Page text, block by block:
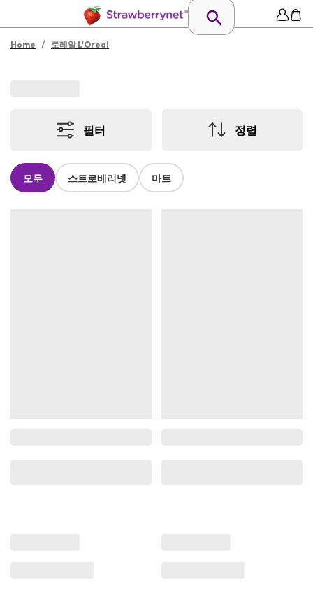
Home / 로레알 L'Oreal
필터 정렬
모두 스트로베리넷 마트